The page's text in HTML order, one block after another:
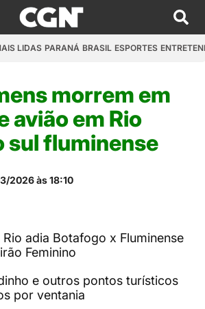
LIDAS PARANÁ BRASIL ESPORTES
morrem em
avião em Rio
sul fluminense
2026 às 18:10
Rio adia Botafogo x Fluminense
Feminino
e outros pontos turísticos
por ventania